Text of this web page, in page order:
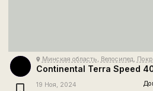
place Минская область, Велосипед,
Continental Terra Speed
19 Ноя, 2024